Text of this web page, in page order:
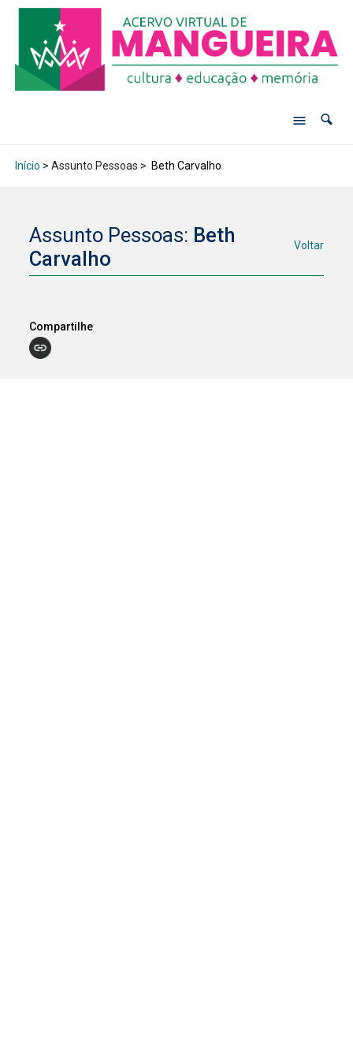
Início > Assunto Pessoas > Beth Carvalho
Assunto Pessoas: Beth
Carvalho
Voltar
Compartilhe